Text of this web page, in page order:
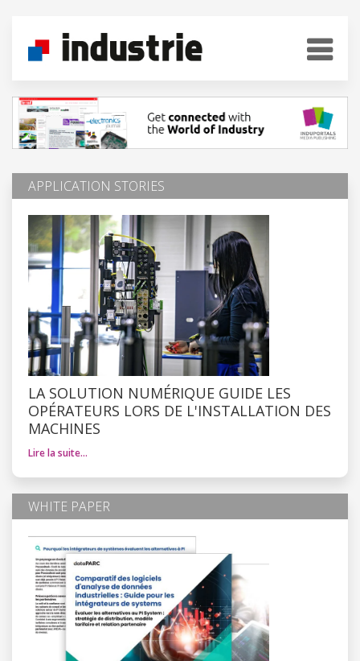
APPLICATION STORIES
LA SOLUTION NUMÉRIQUE GUIDE LES
OPÉRATEURS LORS DE L'INSTALLATION DES
MACHINES
Lire la suite…
WHITE PAPER